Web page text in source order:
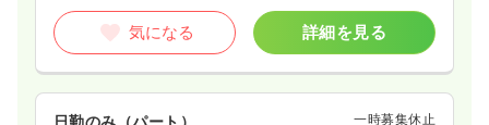
気になる 詳細を見る
日勤のみ（パート） 一時募集休止